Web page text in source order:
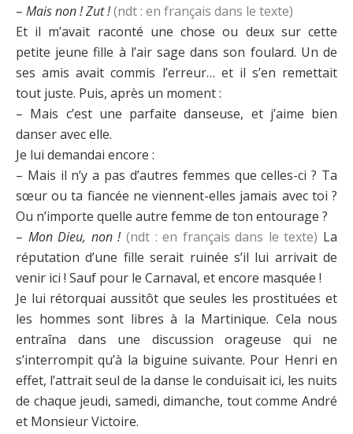
– Mais non ! Zut !(ndt : en français dans le texte)
Et il m’avait raconté une chose ou deux sur cette
petite jeune fille à l’air sage dans son foulard. Un de
ses amis avait commis l’erreur… et il s’en remettait
tout juste. Puis, après un moment :
– Mais c’est une parfaite danseuse, et j’aime bien
danser avec elle.
Je lui demandai encore :
– Mais il n’y a pas d’autres femmes que celles-ci ? Ta
sœur ou ta fiancée ne viennent-elles jamais avec toi ?
Ou n’importe quelle autre femme de ton entourage ?
– Mon Dieu, non ! (ndt : en français dans le texte) La
réputation d’une fille serait ruinée s’il lui arrivait de
venir ici ! Sauf pour le Carnaval, et encore masquée !
Je lui rétorquai aussitôt que seules les prostituées et
les hommes sont libres à la Martinique. Cela nous
entraîna dans une discussion orageuse qui ne
s’interrompit qu’à la biguine suivante. Pour Henri en
effet, l’attrait seul de la danse le conduisait ici, les nuits
de chaque jeudi, samedi, dimanche, tout comme André
et Monsieur Victoire.